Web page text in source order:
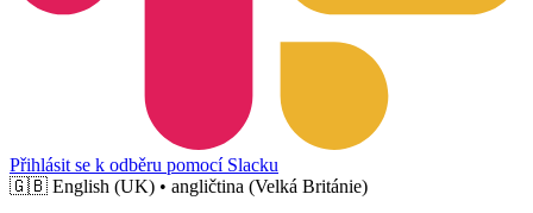
Přihlásit se k odběru pomocí Slacku
🇬🇧 English (UK) • angličtina (Velká Británie)